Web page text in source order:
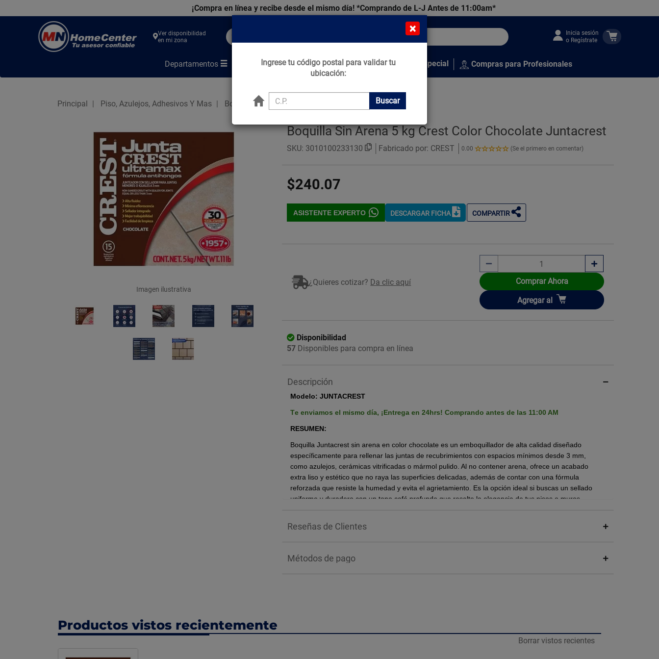
¡Compra en línea y recibe desde el mismo día! *Comprando de L-J Antes de 11:00am*
Center
Ver disponibilidad
en mi zona
Inicia sesión
o Regístrate
Departamentos Marcas Tips que Construyen Venta Especial Compras para Profesionales
Principal Piso, Azulejos, Adhesivos Y Mas Boquillas Boquilla sin Arena
Imagen ilustrativa
Boquilla Sin Arena 5 kg Crest Color Chocolate Juntacrest
SKU: 3010100233130 Fabricado por: CREST 0.00
0.00
(Se el primero en comentar)
$240.07
ASISTENTE EXPERTO DESCARGAR FICHA COMPARTIR
¿Quieres cotizar? Da clic aquí
Comprar Ahora
Añadir
Agregar al
Disponibilidad
57 Disponibles para compra en línea
Descripción
Modelo: JUNTACREST
Te enviamos el mismo día, ¡Entrega en 24hrs! Comprando antes de las 11:00 AM
RESUMEN:
Boquilla Juntacrest sin arena en color chocolate es un emboquillador de alta calidad diseñado
específicamente para rellenar las juntas de recubrimientos con espacios mínimos desde 3 mm,
como azulejos, cerámicas vitrificadas o mármol pulido.Al no contener arena, ofrece un acabado
extra liso y estético que no raya las superficies delicadas, además de contar con una fórmula
reforzada que resiste la humedad y evita el agrietamiento.
Es la opción ideal si buscas un sellado
uniforme y duradero con un tono café profundo que resalte la elegancia de tus pisos o muros
Excelente trabajabilidad para su instalación
Excelente adherencia a materiales de construcción
Emboquilla y sella en la misma aplicación
Gran versatilidad en colores
INSTALACIÓN:
Reseñas de Clientes
Métodos de pago
Productos vistos recientemente
Borrar vistos recientes
×
Ingrese tu código postal para validar tu
ubicación:
Buscar